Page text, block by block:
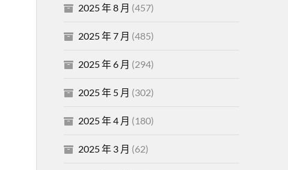
2025 年 8 月 (457)
2025 年 7 月 (485)
2025 年 6 月 (294)
2025 年 5 月 (302)
2025 年 4 月 (180)
2025 年 3 月 (62)